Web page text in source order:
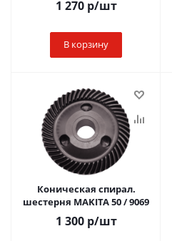
1 270р/шт
В корзину
Коническая спирал.
шестерня MAKITA 50 / 9069
1 300р/шт